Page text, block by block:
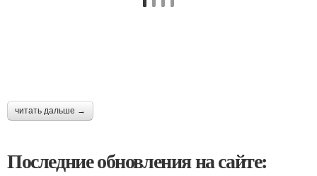
читать дальше →
Последние обновления на сайте: